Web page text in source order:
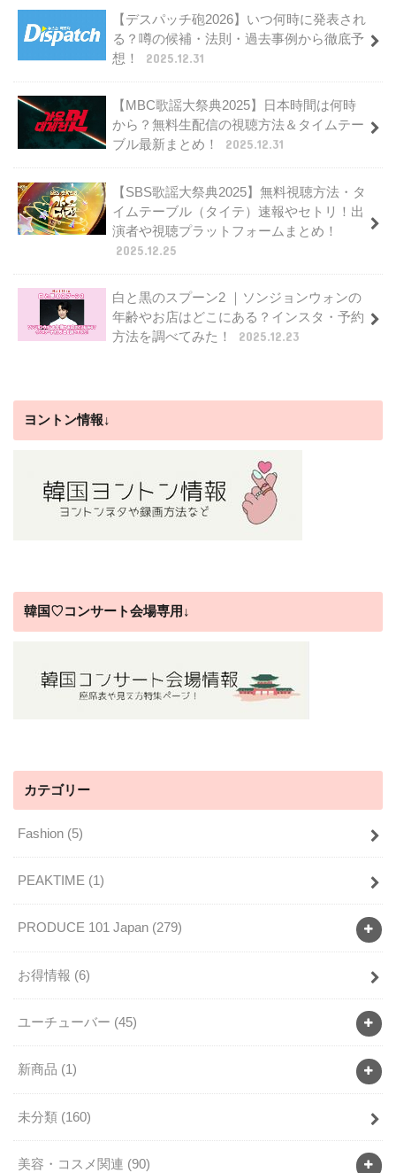
【デスパッチ砲2026】いつ何時に発表され
る？噂の候補・法則・過去事例から徹底予
想！
2025.12.31
【MBC歌謡大祭典2025】日本時間は何時
から？無料生配信の視聴方法＆タイムテー
ブル最新まとめ！
2025.12.31
【SBS歌謡大祭典2025】無料視聴方法・タ
イムテーブル（タイテ）速報やセトリ！出
演者や視聴プラットフォームまとめ！
2025.12.25
白と黒のスプーン2 ｜ソンジョンウォンの
年齢やお店はどこにある？インスタ・予約
方法を調べてみた！
2025.12.23
ヨントン情報↓
韓国♡コンサート会場専用↓
カテゴリー
Fashion (5)
PEAKTIME (1)
PRODUCE 101 Japan (279)
お得情報 (6)
ユーチューバー (45)
新商品 (1)
未分類 (160)
美容・コスメ関連 (90)